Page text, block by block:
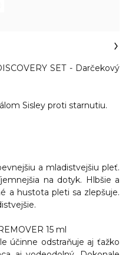
SET - Darčekový
Sisley proti starnutiu.
a mladistvejšiu pleť.
na dotyk. Hlbšie a
a hustota pleti sa zlepšuje.
15 ml
účinne odstraňuje aj ťažko